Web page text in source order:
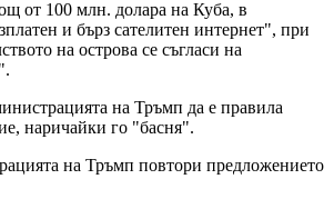
от 100 млн. долара на Куба, в
и бърз сателитен интернет", при
на острова се съгласи на
на Тръмп да е правила
наричайки го "басня".
на Тръмп повтори предложението